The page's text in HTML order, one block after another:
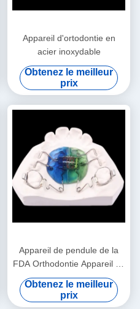
Appareil d'ortodontie en
acier inoxydable
Obtenez le meilleur
prix
Appareil de pendule de la
FDA Orthodontie Appareil de
pendule orthopédique
personnalisable
Obtenez le meilleur
prix